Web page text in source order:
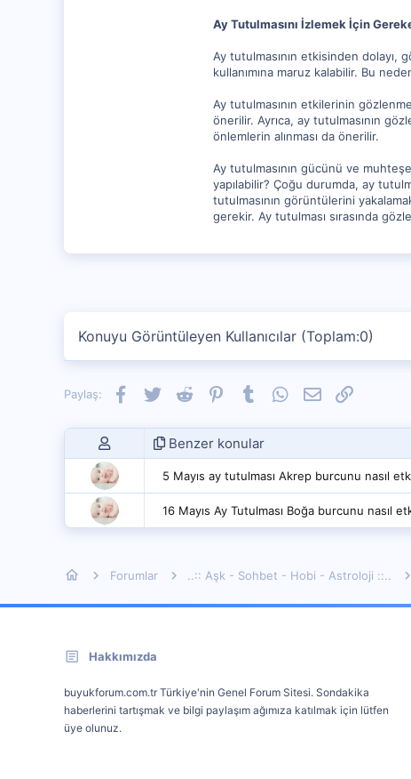
Ay Tutulmasını İzlemek İçin
Ay tutulmasının etkisinden dolayı,
kullanımına maruz kalabilir. Bu
Ay tutulmasının etkilerinin
önerilir. Ayrıca, ay tutulmasının
önlemlerin alınması da önerilir.
Ay tutulmasının gücünü ve
yapılabilir? Çoğu durumda, ay
tutulmasının görüntülerini
gerekir. Ay tutulması sırasında
Konuyu Görüntüleyen Kullanıcılar (Toplam:0)
Paylaş: Facebook
TwitterReddit PinterestTumblrWhatsApp
E-postaLink
Benzer konular
5 Mayıs ay tutulması Akrep burcunu nasıl
16 Mayıs Ay Tutulması Boğa burcunu nasıl
Forumlar ..:: Aşk - Sohbet - Hobi - Astroloji ::..
Hakkımızda
buyukforum.com.tr Türkiye'nin Genel Forum Sitesi. Sondakika
haberlerini tartışmak ve bilgi paylaşım ağımıza katılmak için lütfen
üye olunuz.